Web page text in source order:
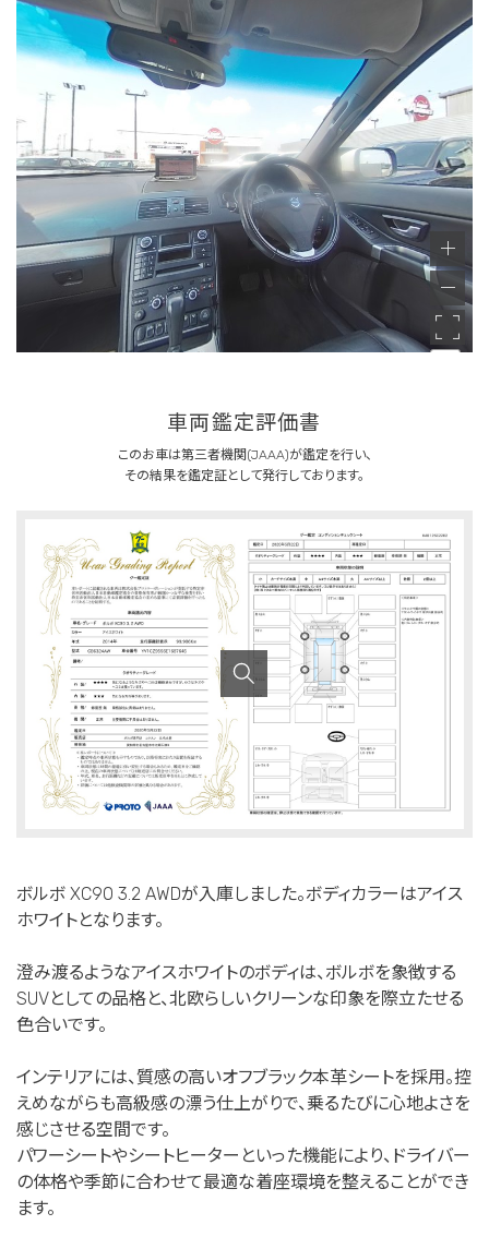
車両鑑定評価書
このお車は第三者機関(JAAA)が鑑定を行い、
その結果を鑑定証として発行しております。
ボルボ XC90 3.2 AWDが入庫しました。ボディカラーはアイス
ホワイトとなります。
澄み渡るようなアイスホワイトのボディは、ボルボを象徴する
SUVとしての品格と、北欧らしいクリーンな印象を際立たせる
色合いです。
インテリアには、質感の高いオフブラック本革シートを採用。控
えめながらも高級感の漂う仕上がりで、乗るたびに心地よさを
感じさせる空間です。
パワーシートやシートヒーターといった機能により、ドライバー
の体格や季節に合わせて最適な着座環境を整えることができ
ます。